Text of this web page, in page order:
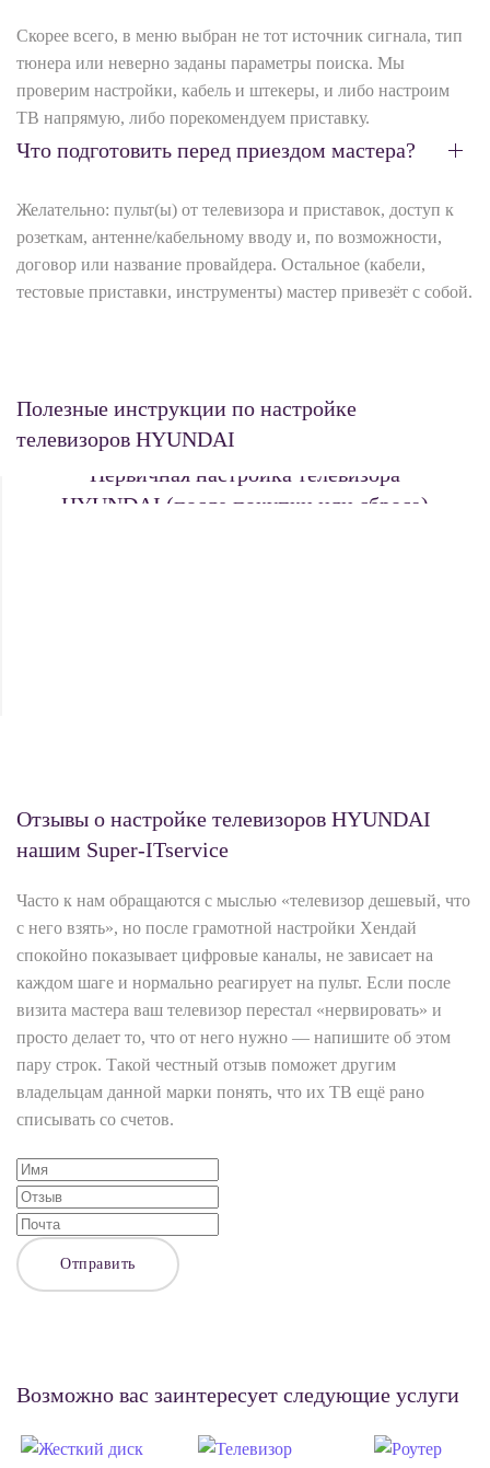
Скорее всего, в меню выбран не тот источник сигнала, тип
тюнера или неверно заданы параметры поиска. Мы
проверим настройки, кабель и штекеры, и либо настроим
ТВ напрямую, либо порекомендуем приставку.
Что подготовить перед приездом мастера?
Желательно: пульт(ы) от телевизора и приставок, доступ к
розеткам, антенне/кабельному вводу и, по возможности,
договор или название провайдера. Остальное (кабели,
тестовые приставки, инструменты) мастер привезёт с собой.
Полезные инструкции по настройке
телевизоров HYUNDAI
Первичная настройка телевизора
HYUNDAI (после покупки или сброса)
Отзывы о настройке телевизоров HYUNDAI
нашим Super-ITservice
Часто к нам обращаются с мыслью «телевизор дешевый, что
с него взять», но после грамотной настройки Хендай
спокойно показывает цифровые каналы, не зависает на
каждом шаге и нормально реагирует на пульт. Если после
визита мастера ваш телевизор перестал «нервировать» и
просто делает то, что от него нужно — напишите об этом
пару строк. Такой честный отзыв поможет другим
владельцам данной марки понять, что их ТВ ещё рано
списывать со счетов.
Отправить
Возможно вас заинтересует следующие услуги